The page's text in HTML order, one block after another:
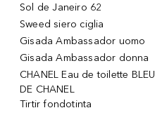
Sol de Janeiro 62
Sweed siero ciglia
Gisada Ambassador uomo
Gisada Ambassador donna
CHANEL Eau de toilette BLEU
DE CHANEL
Tirtir fondotinta